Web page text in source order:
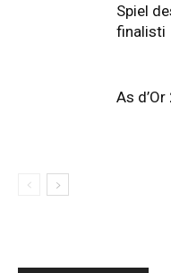
Spiel
finalisti
As